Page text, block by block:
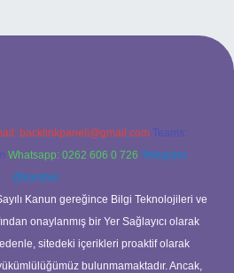
backlinkpaneli@gmail.com Teams:
Whatsapp: 0262 606 0 726 Telegram:
@karabul
Kanun gereğince Bilgi Teknolojileri ve
onaylanmış bir Yer Sağlayıcı olarak
sitedeki içerikleri proaktif olarak
bulunmamaktadır. Ancak,